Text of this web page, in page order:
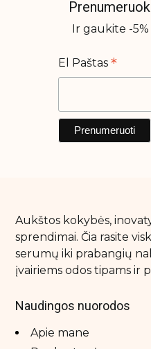
Ir gaukite -
El Paštas *
Aukštos kokybės,
sprendimai. Čia rasite
serumų iki prabangių
įvairiems odos tipams ir
Naudingos nuorodos
Apie mane